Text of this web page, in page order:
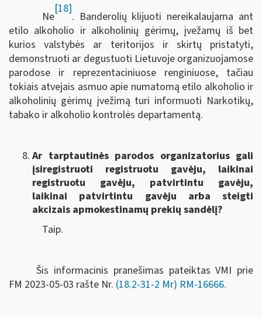
Ne
[18]
. Banderolių klijuoti nereikalaujama ant
etilo alkoholio ir alkoholinių gėrimų, įvežamų iš bet
kurios valstybės ar teritorijos ir skirtų pristatyti,
demonstruoti ar degustuoti Lietuvoje organizuojamose
parodose ir reprezentaciniuose renginiuose, tačiau
tokiais atvejais asmuo apie numatomą etilo alkoholio ir
alkoholinių gėrimų įvežimą turi informuoti Narkotikų,
tabako ir alkoholio kontrolės departamentą.
Ar tarptautinės parodos organizatorius gali
įsiregistruoti registruotu gavėju, laikinai
registruotu gavėju, patvirtintu gavėju,
laikinai patvirtintu gavėju arba steigti
akcizais apmokestinamų prekių sandėlį?
Taip.
Šis informacinis pranešimas pateiktas VMI prie
FM 2023-05-03 rašte Nr. (18.2-31-2 Mr) RM-16666.